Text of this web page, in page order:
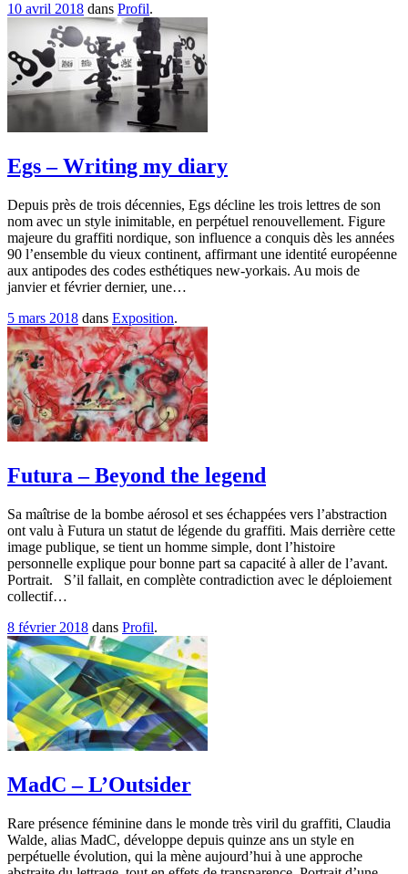
10 avril 2018 dans Profil.
Egs – Writing my diary
Depuis près de trois décennies, Egs décline les trois lettres de son
nom avec un style inimitable, en perpétuel renouvellement. Figure
majeure du graffiti nordique, son influence a conquis dès les années
90 l’ensemble du vieux continent, affirmant une identité européenne
aux antipodes des codes esthétiques new-yorkais. Au mois de
janvier et février dernier, une…
5 mars 2018 dans Exposition.
Futura – Beyond the legend
Sa maîtrise de la bombe aérosol et ses échappées vers l’abstraction
ont valu à Futura un statut de légende du graffiti. Mais derrière cette
image publique, se tient un homme simple, dont l’histoire
personnelle explique pour bonne part sa capacité à aller de l’avant.
Portrait. S’il fallait, en complète contradiction avec le déploiement
collectif…
8 février 2018 dans Profil.
MadC – L’Outsider
Rare présence féminine dans le monde très viril du graffiti, Claudia
Walde, alias MadC, développe depuis quinze ans un style en
perpétuelle évolution, qui la mène aujourd’hui à une approche